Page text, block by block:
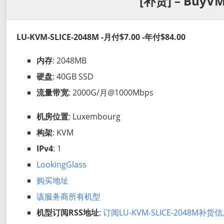
LU-KVM-SLICE-2048M -月付$7.00 -年付$84.00
内存: 2048MB
硬盘: 40GB SSD
流量带宽: 2000G/月@1000Mbps
机房位置: Luxembourg
构架: KVM
IPv4: 1
LookingGlass
购买地址
该服务商所有机型
机型订阅RSS地址:订阅LU-KVM-SLICE-2048M补货